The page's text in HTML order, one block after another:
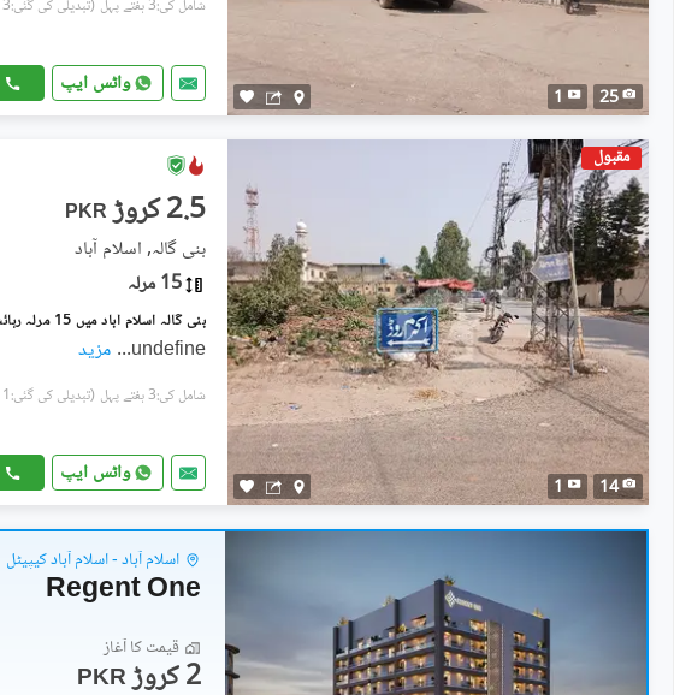
25
1
شامل کی:3 ہفتے پہل (تبدیلی کی گئی:3 دن پہلے)
واٹس ایپ
مقبول
14
1
PKR 2.5 کروڑ
بنی گالہ, اسلام آباد
15 مرلہ
بنی گالہ اسلام آباد میں 15 مرلہ رہائشی پلاٹ 2.5 کروڑ میں برائے فروخت۔
undefine
... مزید
شامل کی:3 ہفتے پہل (تبدیلی کی گئی:1 ہفتہ پہلے)
واٹس ایپ
اسلام آباد - اسلام آباد کیپیٹل
Regent One
قیمت کا آغاز
PKR 2 کروڑ